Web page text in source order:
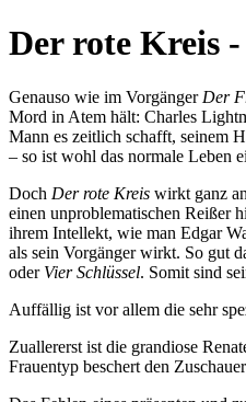
Der rote Kreis
Genauso wie im Vorgänger Der
Mord in Atem hält: Charles
Mann es zeitlich schafft, seinem
– so ist wohl das normale Leben
Doch Der rote Kreis wirkt ganz
einen unproblematischen Reißer
ihrem Intellekt, wie man Edgar
als sein Vorgänger wirkt. So gut
oder Vier Schlüssel. Somit sind
Auffällig ist vor allem die sehr
Zuallererst ist die grandiose
Frauentyp beschert den